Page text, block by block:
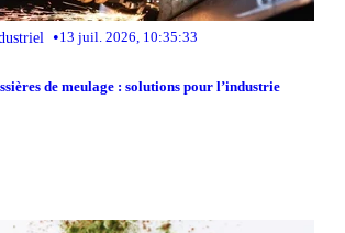
•13 juil. 2026, 10:35:33
de meulage : solutions pour l’industrie